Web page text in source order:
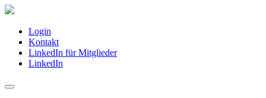
Login
Kontakt
LinkedIn für Mitglieder
LinkedIn